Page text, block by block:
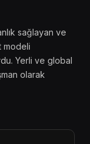
sağlayan ve
modeli
Yerli ve global
olarak